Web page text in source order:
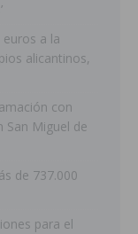
a la
alicantinos,
con
San Miguel de
de 737.000
para el